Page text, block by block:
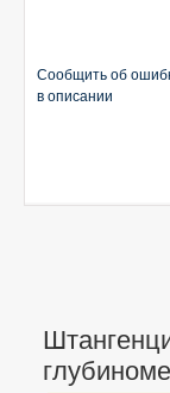
Сообщить об
в описании